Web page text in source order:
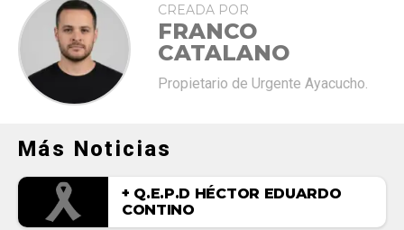
CREADA POR
FRANCO
CATALANO
Propietario de Urgente Ayacucho.
Más Noticias
+ Q.E.P.D HÉCTOR EDUARDO
CONTINO